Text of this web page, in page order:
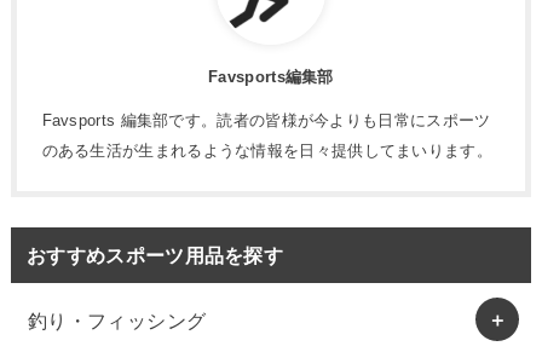
Favsports編集部
Favsports 編集部です。読者の皆様が今よりも日常にスポーツ
のある生活が生まれるような情報を日々提供してまいります。
おすすめスポーツ用品を探す
釣り・フィッシング